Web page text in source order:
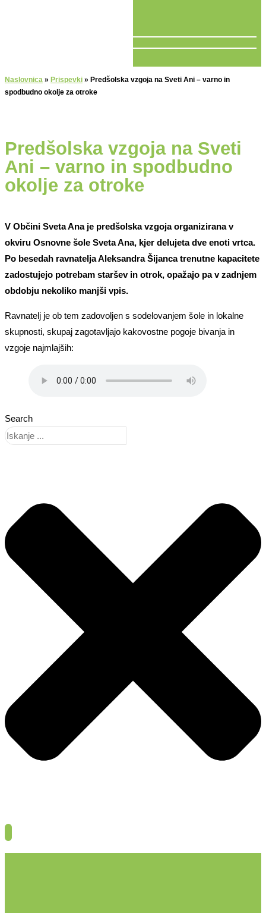
Naslovnica » Prispevki » Predšolska vzgoja na Sveti Ani – varno in
spodbudno okolje za otroke
Predšolska vzgoja na Sveti
Ani – varno in spodbudno
okolje za otroke
V Občini Sveta Ana je predšolska vzgoja organizirana v
okviru Osnovne šole Sveta Ana, kjer delujeta dve enoti vrtca.
Po besedah ravnatelja Aleksandra Šijanca trenutne kapacitete
zadostujejo potrebam staršev in otrok, opažajo pa v zadnjem
obdobju nekoliko manjši vpis.
Ravnatelj je ob tem zadovoljen s sodelovanjem šole in lokalne
skupnosti, skupaj zagotavljajo kakovostne pogoje bivanja in
vzgoje najmlajših:
Search